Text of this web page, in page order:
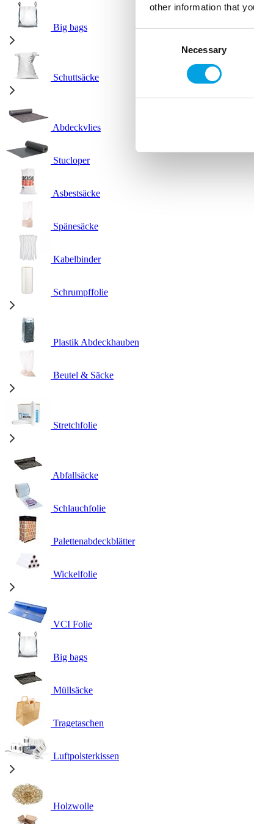
other information that
Necessary
Big bags
Schuttsäcke
Abdeckvlies
Stucloper
Asbestsäcke
Spänesäcke
Kabelbinder
Schrumpffolie
Plastik Abdeckhauben
Beutel & Säcke
Stretchfolie
Abfallsäcke
Schlauchfolie
Palettenabdeckblätter
Wickelfolie
VCI Folie
Big bags
Müllsäcke
Tragetaschen
Luftpolsterkissen
Holzwolle